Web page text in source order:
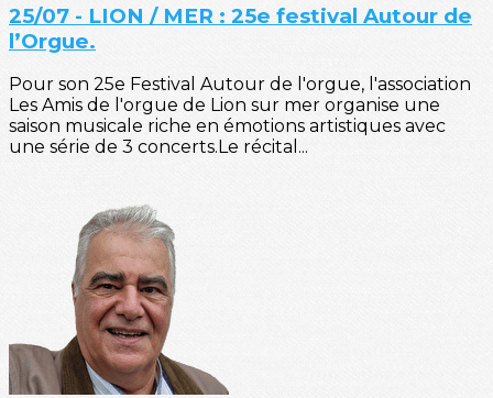
25/07 - LION / MER : 25e festival Autour de
l’Orgue.
Pour son 25e Festival Autour de l'orgue, l'association
Les Amis de l'orgue de Lion sur mer organise une
saison musicale riche en émotions artistiques avec
une série de 3 concerts.Le récital...